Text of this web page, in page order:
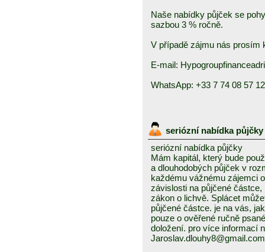
Naše nabídky půjček se
sazbou 3 % ročně.
V případě zájmu nás prosím
E-mail:
WhatsApp: +33 7 74 08 57 12
seriózní nabídka půjčky
seriózní nabídka půjčky
Mám kapitál, který bude
a dlouhodobých půjček v
každému vážnému zájemci
závislosti na půjčené
zákon o lichvě. Splácet
půjčené částce. je na vás,
pouze o ověřené ručně
doložení. pro více informací
Jaroslav.dlouhy8@gmail.com